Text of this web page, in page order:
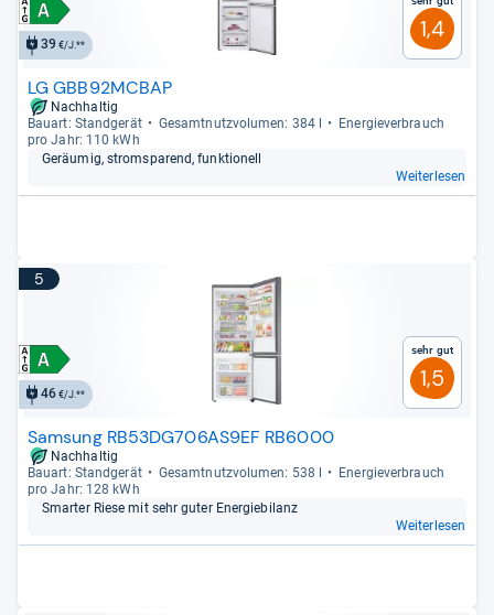
39 €/J.**
1,4
LG GBB92MCBAP
Nachhaltig
Bau­art: Stand­ge­rät
Gesamt­nutz­vo­lu­men: 384 l
Ener­gie­ver­brauch
pro Jahr: 110 kWh
Geräu­mig, strom­spa­rend, funk­tio­nell
Weiterlesen
5
46€/J.**
Sehr gut
1,5
Samsung RB53DG706AS9EF RB6000
Nachhaltig
Bau­art: Stand­ge­rät
Gesamt­nutz­vo­lu­men: 538 l
Ener­gie­ver­brauch
pro Jahr: 128 kWh
Smar­ter Riese mit sehr guter Ener­gie­bi­lanz
Weiterlesen